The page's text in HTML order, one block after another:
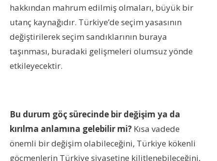
hakkından mahrum edilmiş olmaları, büyük bir
utanç kaynağıdır. Türkiye’de seçim yasasının
değiştirilerek seçim sandıklarının buraya
taşınması, buradaki gelişmeleri olumsuz yönde
etkileyecektir.
Bu durum göç sürecinde bir değişim ya da
kırılma anlamına gelebilir mi? Kısa vadede
önemli bir değişim olabileceğini, Türkiye kökenli
göçmenlerin Türkiye siyasetine kilitlenebileceğini,